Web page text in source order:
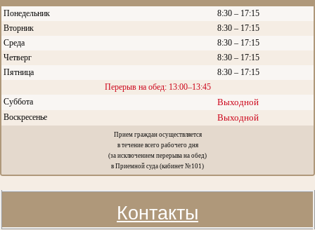
Понедельник
8:30 – 17:15
Вторник
8:30 – 17:15
Среда
8:30 – 17:15
Четверг
8:30 – 17:15
Пятница
8:30 – 17:15
Перерыв на обед: 13:00–13:45
Суббота
Выходной
Воскресенье Выходной
Прием граждан осуществляется
в течение всего рабочего дня
(за исключением перерыва на обед)
в Приемной суда (кабинет №101)
Контакты